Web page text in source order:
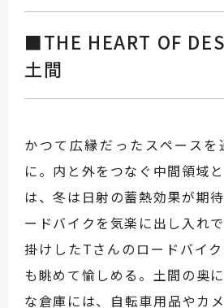
■THE HEART OF
土間
かつて広縁だったスペース
に。内と外をつなぐ中間領域
は、冬は日射の蓄熱効果が期
ードバイクを気楽に出し入れ
掛けしたTさんのロードバイ
も眺めて愉しめる。土間の奥
な倉庫には、自転車用品やカ